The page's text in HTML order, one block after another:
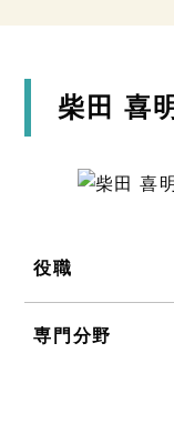
柴田 喜
役職
専門分野